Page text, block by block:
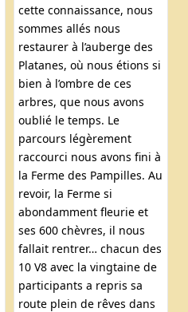
cette connaissance, nous
sommes allés nous
restaurer à l’auberge des
Platanes, où nous étions si
bien à l’ombre de ces
arbres, que nous avons
oublié le temps. Le
parcours légèrement
raccourci nous avons fini à
la Ferme des Pampilles. Au
revoir, la Ferme si
abondamment fleurie et
ses 600 chèvres, il nous
fallait rentrer… chacun des
10 V8 avec la vingtaine de
participants a repris sa
route plein de rêves dans